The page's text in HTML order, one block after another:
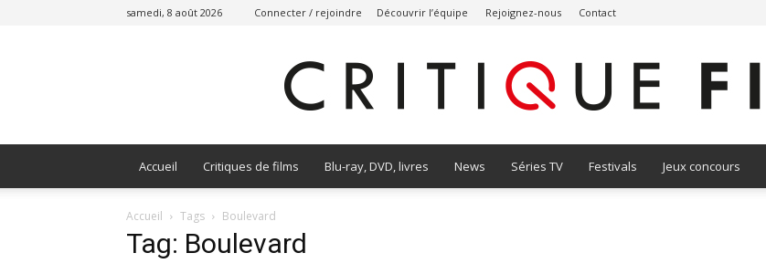
samedi, 8 août 2026 Connecter / rejoindre Découvrir l’équipe Rejoignez-nous Contact
Accueil Critiques de films Blu-ray, DVD, livres News Séries TV Festivals Jeux concours
Accueil Tags Boulevard
Tag: Boulevard